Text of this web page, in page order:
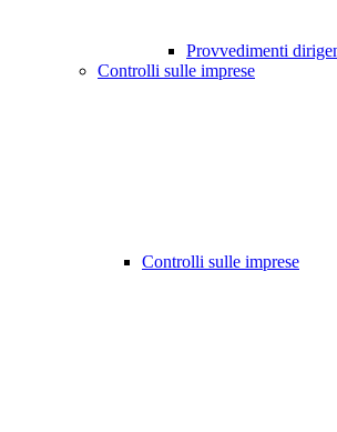
Provvedimenti
Controlli sulle imprese
Controlli sulle imprese